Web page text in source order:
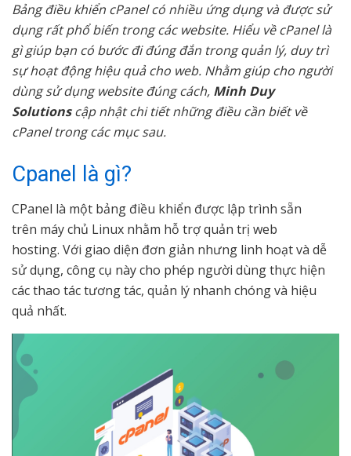
Bảng điều khiển cPanel có nhiều ứng dụng và được sử
dụng rất phổ biến trong các website. Hiểu về cPanel là
gì giúp bạn có bước đi đúng đắn trong quản lý, duy trì
sự hoạt động hiệu quả cho web. Nhằm giúp cho người
dùng sử dụng website đúng cách, Minh Duy
Solutionscập nhật chi tiết những điều cần biết về
cPanel trong các mục sau.
Cpanel là gì?
CPanel là một bảng điều khiển được lập trình sẵn
trên máy chủ Linux nhằm hỗ trợ quản trị web
hosting. Với giao diện đơn giản nhưng linh hoạt và dễ
sử dụng, công cụ này cho phép người dùng thực hiện
các thao tác tương tác, quản lý nhanh chóng và hiệu
quả nhất.